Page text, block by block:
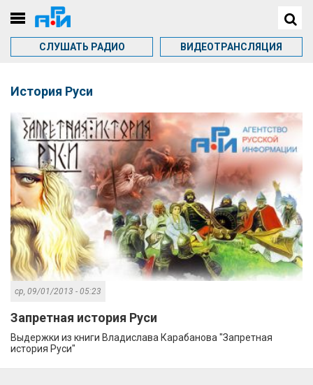
СЛУШАТЬ РАДИО ВИДЕОТРАНСЛЯЦИЯ
История Руси
ср, 09/01/2013 - 05:23
Запретная история Руси
Выдержки из книги Владислава Карабанова "Запретная
история Руси"